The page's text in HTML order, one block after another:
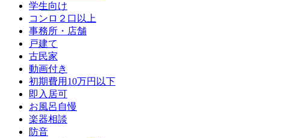
学生向け
コンロ２口以上
事務所・店舗
戸建て
古民家
動画付き
初期費用10万円以下
即入居可
お風呂自慢
楽器相談
防音